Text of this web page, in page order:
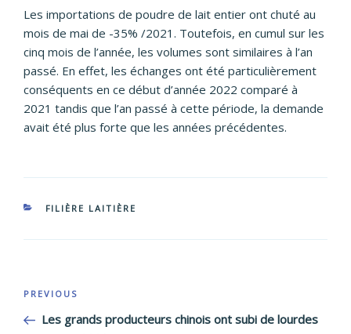
Les importations de poudre de lait entier ont chuté au
mois de mai de -35% /2021. Toutefois, en cumul sur les
cinq mois de l’année, les volumes sont similaires à l’an
passé. En effet, les échanges ont été particulièrement
conséquents en ce début d’année 2022 comparé à
2021 tandis que l’an passé à cette période, la demande
avait été plus forte que les années précédentes.
CATEGORIES
FILIÈRE LAITIÈRE
Previous
Post
PREVIOUS
Les grands producteurs chinois ont subi de lourdes